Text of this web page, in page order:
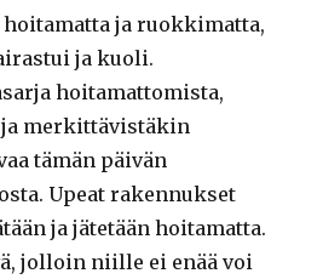
hoitamatta ja ruokkimatta,
ja kuoli.
hoitamattomista,
merkittävistäkin
tämän päivän
Upeat rakennukset
ja jätetään hoitamatta.
jolloin niille ei enää voi